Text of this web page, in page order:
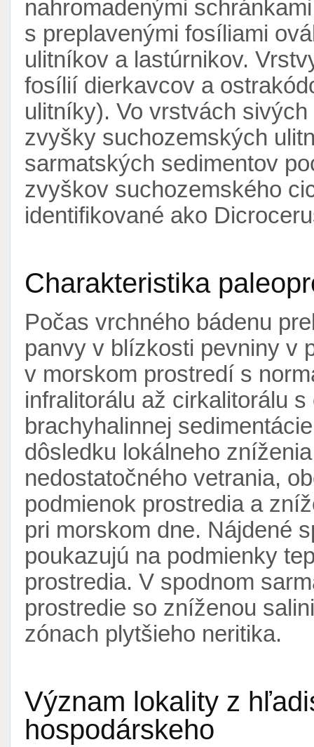
nahromadenými
s preplavenými fosíliami
ulitníkov a lastúrnikov.
fosílií dierkavcov a
ulitníky). Vo vrstvách
zvyšky suchozemských
sarmatských sedimentov
zvyškov suchozemského
identifikované ako
Charakteristika
Počas vrchného bádenu
panvy v blízkosti pevniny v
v morskom prostredí s
infralitorálu až cirkalitorálu
brachyhalinnej
dôsledku lokálneho
nedostatočného vetrania,
podmienok prostredia a
pri morskom dne. Nájdené
poukazujú na podmienky
prostredia. V spodnom
prostredie so zníženou
zónach plytšieho neritika.
Význam lokality z
hospodárskeho